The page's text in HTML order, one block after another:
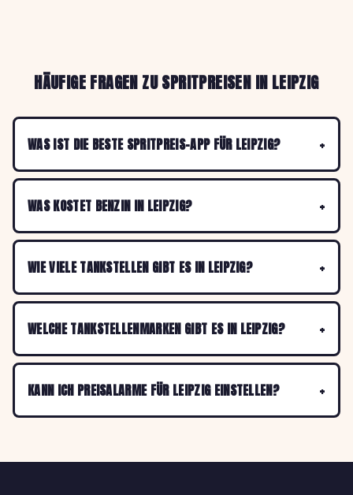
HÄUFIGE FRAGEN ZU SPRITPREISEN IN LEIPZIG
WAS IST DIE BESTE SPRITPREIS-APP FÜR LEIPZIG?
WAS KOSTET BENZIN IN LEIPZIG?
WIE VIELE TANKSTELLEN GIBT ES IN LEIPZIG?
WELCHE TANKSTELLENMARKEN GIBT ES IN LEIPZIG?
KANN ICH PREISALARME FÜR LEIPZIG EINSTELLEN?